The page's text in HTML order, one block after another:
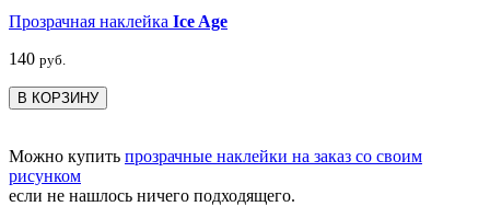
Прозрачная наклейка Ice Age
140 руб.
В КОРЗИНУ
Можно купить прозрачные наклейки на заказ со своим
рисунком
если не нашлось ничего подходящего.